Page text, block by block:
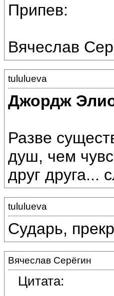
Припев:
Вячеслав
tululueva
Джордж
Разве
душ, чем
друг друга...
tululueva
Сударь,
Вячеслав Серёгин
Цитата: